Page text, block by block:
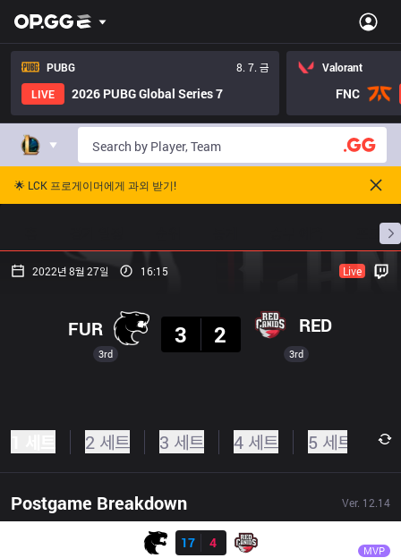
PUBG
8. 7. 금
LIVE
2026 PUBG Global Series 7
Valorant
FNC
🌟 LCK 프로게이머에게 과외 받기!
프로빌
2022년 8월 27일 16:15 Live
3rd
FUR
3
2 RED
3rd
2 세트 3 세트 4 세트 5 세트
Postgame Breakdown Ver. 12.14
17
4 MVP